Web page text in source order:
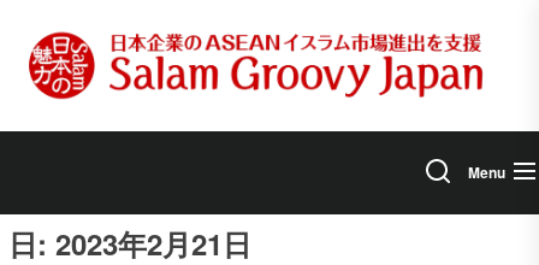
content
Menu
日: 2023年2月21日